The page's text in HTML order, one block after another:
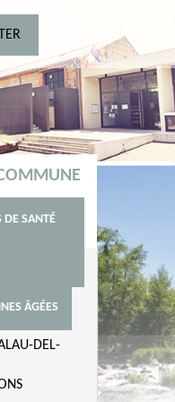
DE SANTÉ
ÂGÉES
DEL-